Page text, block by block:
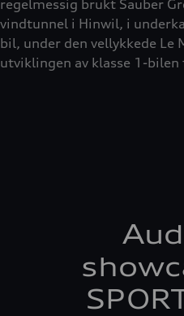
regelmessig brukt Sauber
vindtunnel i Hinwil, i
bil, under den vellykkede Le
utviklingen av klasse 1-bilen